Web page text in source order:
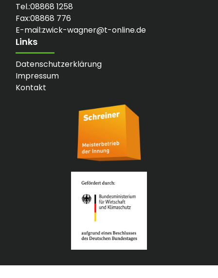
Tel.:08868 1258
Fax:08868 776
E-mail:zwick-wagner@t-online.de
Links
Datenschutzerklärung
Impressum
Kontakt